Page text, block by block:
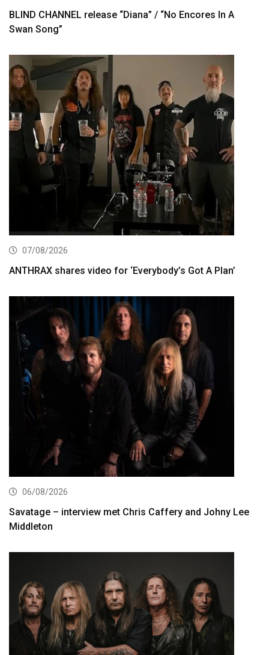
BLIND CHANNEL release “Diana” / “No Encores In A
Swan Song”
07/08/2026
ANTHRAX shares video for ‘Everybody’s Got A Plan’
06/08/2026
Savatage – interview met Chris Caffery and Johny Lee
Middleton